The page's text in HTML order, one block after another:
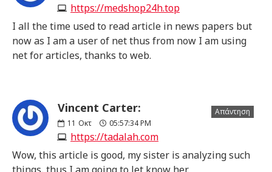
https://medshop24h.top
I all the time used to read article in news papers but
now as I am a user of net thus from now I am using
net for articles, thanks to web.
Vincent Carter:
11 Οκτ 05:57:34 PM
https://tadalah.com
Απάντηση
Wow, this article is good, my sister is analyzing such
things, thus I am going to let know her.